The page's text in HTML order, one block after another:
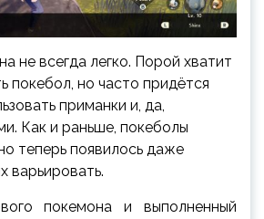
не всегда легко. Порой хватит
покебол, но часто придётся
приманки и, да,
Как и раньше, покеболы
теперь появилось даже
варьировать.
покемона и выполненный